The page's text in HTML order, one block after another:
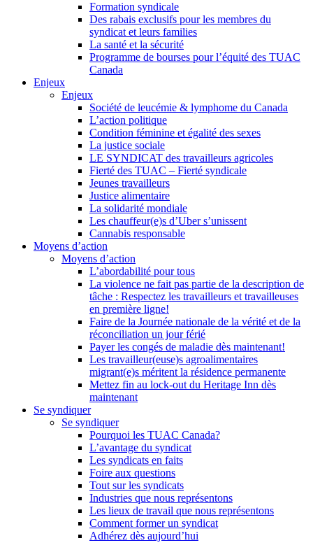
Formation syndicale
Des rabais exclusifs pour les membres du
syndicat et leurs families
La santé et la sécurité
Programme de bourses pour l’équité des TUAC
Canada
Enjeux
Enjeux
Société de leucémie & lymphome du Canada
L’action politique
Condition féminine et égalité des sexes
La justice sociale
LE SYNDICAT des travailleurs agricoles
Fierté des TUAC – Fierté syndicale
Jeunes travailleurs
Justice alimentaire
La solidarité mondiale
Les chauffeur(e)s d’Uber s’unissent
Cannabis responsable
Moyens d’action
Moyens d’action
L’abordabilité pour tous
La violence ne fait pas partie de la description de
tâche : Respectez les travailleurs et travailleuses
en première ligne!
Faire de la Journée nationale de la vérité et de la
réconciliation un jour férié
Payer les congés de maladie dès maintenant!
Les travailleur(euse)s agroalimentaires
migrant(e)s méritent la résidence permanente
Mettez fin au lock-out du Heritage Inn dès
maintenant
Se syndiquer
Se syndiquer
Pourquoi les TUAC Canada?
L’avantage du syndicat
Les syndicats en faits
Foire aux questions
Tout sur les syndicats
Industries que nous représentons
Les lieux de travail que nous représentons
Comment former un syndicat
Adhérez dès aujourd’hui